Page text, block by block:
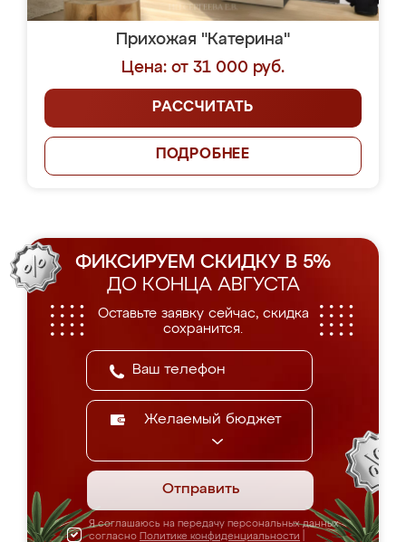
Прихожая "Катерина"
Цена: от 31 000 руб.
РАССЧИТАТЬ
ПОДРОБНЕЕ
ФИКСИРУЕМ СКИДКУ В 5%
ДО КОНЦА АВГУСТА
Оставьте заявку сейчас, скидка
сохранится.
Желаемый бюджет
Отправить
Я соглашаюсь на передачу персональных данных
согласно Политике конфиденциальности